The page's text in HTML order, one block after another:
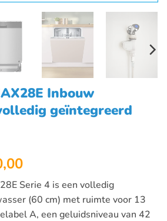
Inbouw
geïntegreerd
Huidige
prijs
is:
€550,00.
Serie 4 is een volledig
(60 cm) met ruimte voor 13
A, een geluidsniveau van 42